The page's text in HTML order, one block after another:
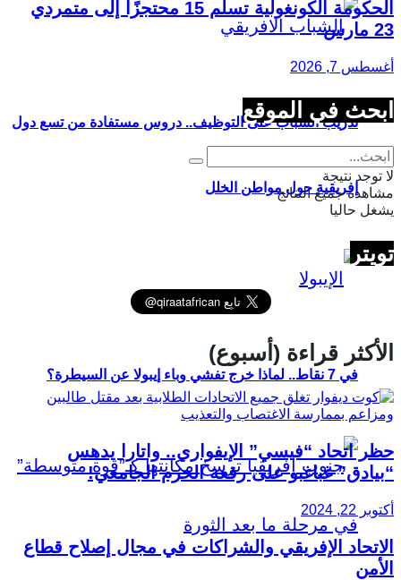
تدريب الشباب على التوظيف.. دروس مستفادة من تسع دول
إفريقية حول مواطن الخلل
في 7 نقاط.. لماذا خرج تفشي وباء إيبولا عن السيطرة؟
الحكومة الكونغولية تسلّم 15 محتجزًا إلى متمردي
23 مارس
أغسطس 7, 2026
ابحث في الموقع
لا توجد نتيجة
مشاهدة جميع النتائج
يشغل حاليا
تويتر
الأكثر قراءة (أسبوع)
حظر اتحاد “فيسي” الإيفواري.. واتارا يدهس
“بيادق” غباغبو على رقعة الحرم الجامعي!
أكتوبر 22, 2024
الاتحاد الإفريقي والشراكات في مجال إصلاح قطاع
الأمن